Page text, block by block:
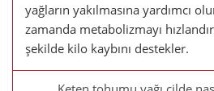
yağların yakılmasına yardımcı
zamanda metabolizmayı
şekilde kilo kaybını destekler.